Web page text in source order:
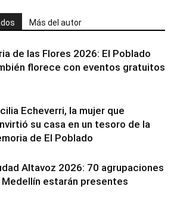
Más del autor
de las Flores 2026: El Poblado
florece con eventos gratuitos
Echeverri, la mujer que
su casa en un tesoro de la
de El Poblado
Altavoz 2026: 70 agrupaciones
Medellín estarán presentes